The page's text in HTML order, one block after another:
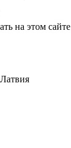
на этом сайте